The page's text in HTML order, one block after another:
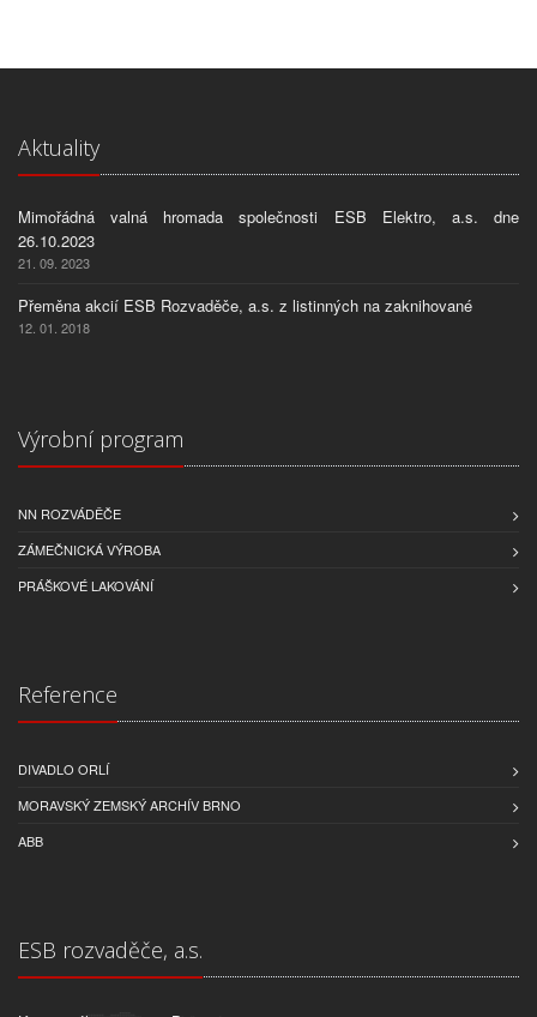
Aktuality
Mimořádná valná hromada společnosti ESB Elektro, a.s. dne
26.10.2023
21. 09. 2023
Přeměna akcií ESB Rozvaděče, a.s. z listinných na zaknihované
12. 01. 2018
Výrobní program
NN ROZVÁDĚČE
ZÁMEČNICKÁ VÝROBA
PRÁŠKOVÉ LAKOVÁNÍ
Reference
DIVADLO ORLÍ
MORAVSKÝ ZEMSKÝ ARCHÍV BRNO
ABB
ESB rozvaděče, a.s.